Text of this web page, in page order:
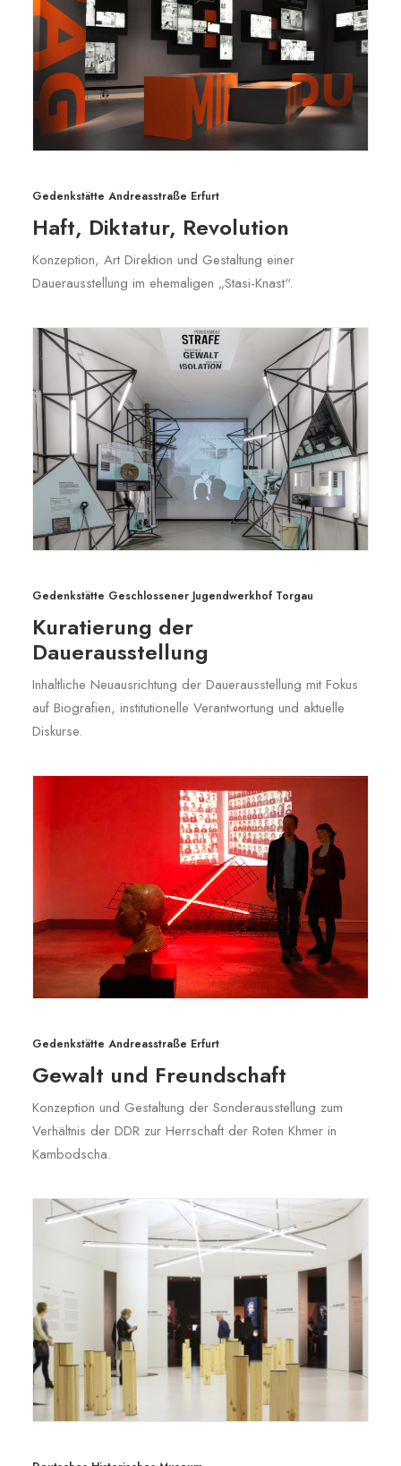
Gedenkstätte Andreasstraße Erfurt
Haft, Diktatur, Revolution
Konzeption, Art Direktion und Gestaltung einer
Dauerausstellung im ehemaligen „Stasi-Knast“.
Gedenkstätte Geschlossener Jugendwerkhof Torgau
Kuratierung der
Dauerausstellung
Inhaltliche Neuausrichtung der Dauerausstellung mit Fokus
auf Biografien, institutionelle Verantwortung und aktuelle
Diskurse.
Gedenkstätte Andreasstraße Erfurt
Gewalt und Freundschaft
Konzeption und Gestaltung der Sonderausstellung zum
Verhältnis der DDR zur Herrschaft der Roten Khmer in
Kambodscha.